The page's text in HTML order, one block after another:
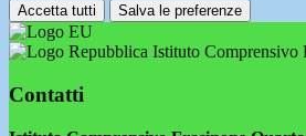
Accetta tutti Salva le preferenze
Istituto Comprensivo
Contatti